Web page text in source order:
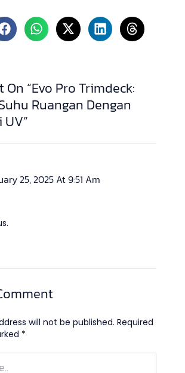
On “Evo Pro Trimdeck:
Ruangan Dengan
25, 2025 At 9:51 Am
will not be published. Required
*